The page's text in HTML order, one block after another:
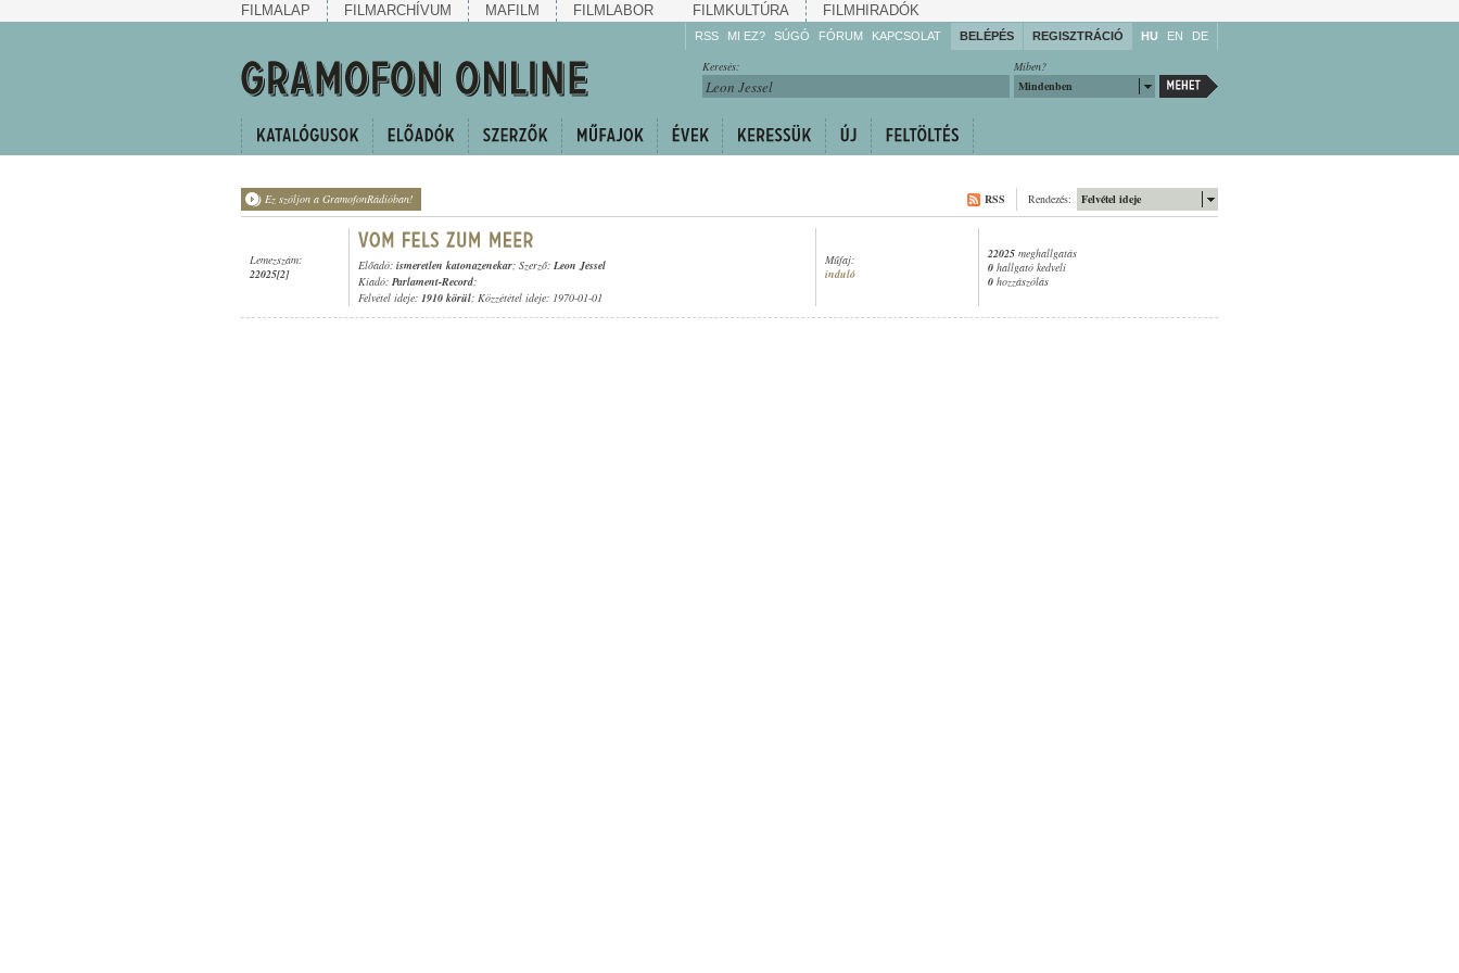
FILMALAP FILMARCHÍVUM MAFILM FILMLABOR FILMKULTÚRA FILMHIRADÓK
RSS MI EZ? SÚGÓ
Gyarapítsa!
FÓRUM KAPCSOLAT BELÉPÉS REGISZTRÁCIÓ HU EN DE
Miben?
Mindenben
Keresés:
Ez szóljon a GramofonRádióban! Felvétel ideje
Rendezés:
RSS
Lemezszám:
22025[2]
Előadó: ismeretlen katonazenekar; Szerző: Leon Jessel
Kiadó: Parlament-Record;
Felvétel ideje: 1910 körül; Közzététel ideje: 1970-01-01
Műfaj:
induló
22025 meghallgatás
0 hallgató kedveli
0 hozzászólás